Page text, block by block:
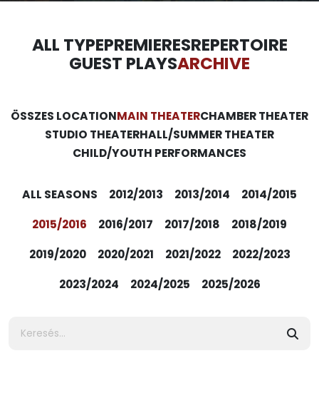
ALL TYPEPREMIERESREPERTOIRE
GUEST PLAYSARCHIVE
ÖSSZES LOCATIONMAIN THEATERCHAMBER THEATER
STUDIO THEATERHALL/SUMMER THEATER
CHILD/YOUTH PERFORMANCES
ALL SEASONS 2012/2013 2013/2014
2014/2015
2015/2016
2016/2017 2017/2018
2018/2019
2019/2020
2020/2021 2021/2022
2022/2023
2023/2024
2024/2025 2025/2026